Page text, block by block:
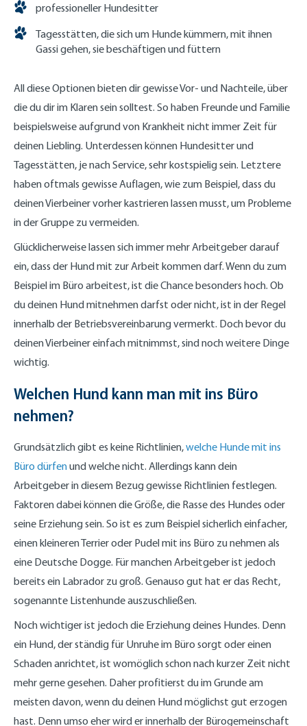
professioneller Hundesitter
Tagesstätten, die sich um Hunde kümmern, mit ihnen
Gassi gehen, sie beschäftigen und füttern
All diese Optionen bieten dir gewisse Vor- und Nachteile, über
die du dir im Klaren sein solltest. So haben Freunde und Familie
beispielsweise aufgrund von Krankheit nicht immer Zeit für
deinen Liebling. Unterdessen können Hundesitter und
Tagesstätten, je nach Service, sehr kostspielig sein. Letztere
haben oftmals gewisse Auflagen, wie zum Beispiel, dass du
deinen Vierbeiner vorher kastrieren lassen musst, um Probleme
in der Gruppe zu vermeiden.
Glücklicherweise lassen sich immer mehr Arbeitgeber darauf
ein, dass der Hund mit zur Arbeit kommen darf. Wenn du zum
Beispiel im Büro arbeitest, ist die Chance besonders hoch. Ob
du deinen Hund mitnehmen darfst oder nicht, ist in der Regel
innerhalb der Betriebsvereinbarung vermerkt. Doch bevor du
deinen Vierbeiner einfach mitnimmst, sind noch weitere Dinge
wichtig.
Welchen Hund kann man mit ins Büro
nehmen?
Grundsätzlich gibt es keine Richtlinien,welche Hunde mit ins
Büro dürfenund welche nicht. Allerdings kann dein
Arbeitgeber in diesem Bezug gewisse Richtlinien festlegen.
Faktoren dabei können die Größe, die Rasse des Hundes oder
seine Erziehung sein. So ist es zum Beispiel sicherlich einfacher,
einen kleineren Terrier oder Pudel mit ins Büro zu nehmen als
eine Deutsche Dogge. Für manchen Arbeitgeber ist jedoch
bereits ein Labrador zu groß. Genauso gut hat er das Recht,
sogenannte Listenhunde auszuschließen.
Noch wichtiger ist jedoch die Erziehung deines Hundes. Denn
ein Hund, der ständig für Unruhe im Büro sorgt oder einen
Schaden anrichtet, ist womöglich schon nach kurzer Zeit nicht
mehr gerne gesehen. Daher profitierst du im Grunde am
meisten davon, wenn du deinen Hund möglichst gut erzogen
hast. Denn umso eher wird er innerhalb der Bürogemeinschaft